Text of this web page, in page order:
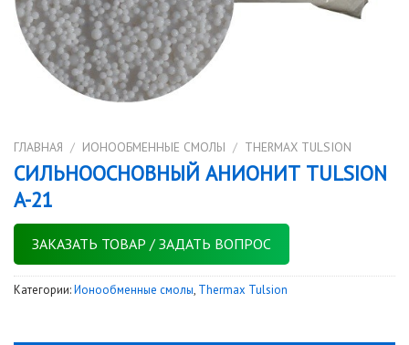
ГЛАВНАЯ / ИОНООБМЕННЫЕ СМОЛЫ / THERMAX TULSION
СИЛЬНООСНОВНЫЙ АНИОНИТ TULSION
A-21
ЗАКАЗАТЬ ТОВАР / ЗАДАТЬ ВОПРОС
Категории:Ионообменные смолы, Thermax Tulsion